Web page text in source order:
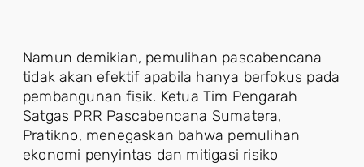
Namun demikian, pemulihan pascabencana
tidak akan efektif apabila hanya berfokus pada
pembangunan fisik. Ketua Tim Pengarah
Satgas PRR Pascabencana Sumatera,
Pratikno, menegaskan bahwa pemulihan
ekonomi penyintas dan mitigasi risiko